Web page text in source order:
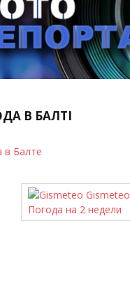
В БАЛТІ
в Балте
Gismeteo
Погода на 2 недели